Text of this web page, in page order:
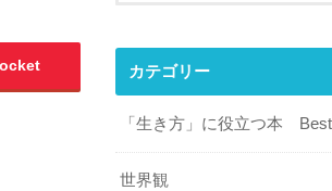
カテゴリー
「生き方」に役立つ本
世界観